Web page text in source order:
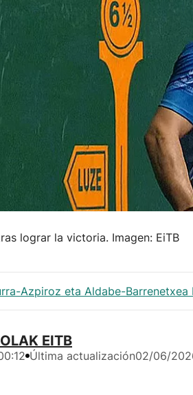
lograr la victoria. Imagen: EiTB
Azpiroz eta Aldabe-
EITB
Última actualización02/06/